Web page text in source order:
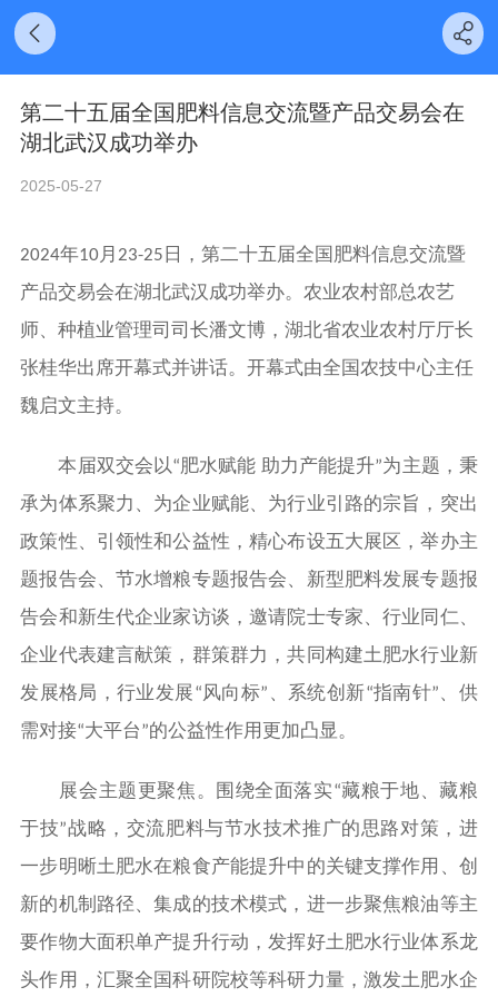
第二十五届全国肥料信息交流暨产品交易会在
湖北武汉成功举办
2025-05-27
2024年10月23-25 日，第二十五届全国肥料信息交流暨
产品交易会在湖北武汉成功举办。农业农村部总农艺
师、种植业管理司司长潘文博，湖北省农业农村厅厅长
张桂华出席开幕式并讲话。开幕式由全国农技中心主任
魏启文主持。
本届双交会以“肥水赋能 助力产能提升”为主题，秉
承为体系聚力、为企业赋能、为行业引路的宗旨，突出
政策性、引领性和公益性，精心布设五大展区，举办主
题报告会、节水增粮专题报告会、新型肥料发展专题报
告会和新生代企业家访谈，邀请院士专家、行业同仁、
企业代表建言献策，群策群力，共同构建土肥水行业新
发展格局，行业发展“风向标” 、系统创新“指南针”、供
需对接“大平台”的公益性作用更加凸显。
展会主题更聚焦。围绕全面落实“藏粮于地、藏粮
于技”战略，交流肥料与节水技术推广的思路对策，进
一步明晰土肥水在粮食产能提升中的关键支撑作用、创
新的机制路径、集成的技术模式，进一步聚焦粮油等主
要作物大面积单产提升行动，发挥好土肥水行业体系龙
头作用，汇聚全国科研院校等科研力量，激发土肥水企